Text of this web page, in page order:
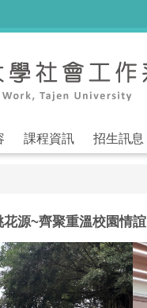
課程資訊 招生訊息
源~齊聚重溫校園情誼